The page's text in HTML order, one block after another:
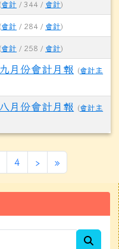
(會計 / 344 / 會計)
(會計 / 284 / 會計)
(會計 / 258 / 會計)
月份會計月報 (會計主
月份會計月報 (會計主
4 ›下一頁
»最後頁